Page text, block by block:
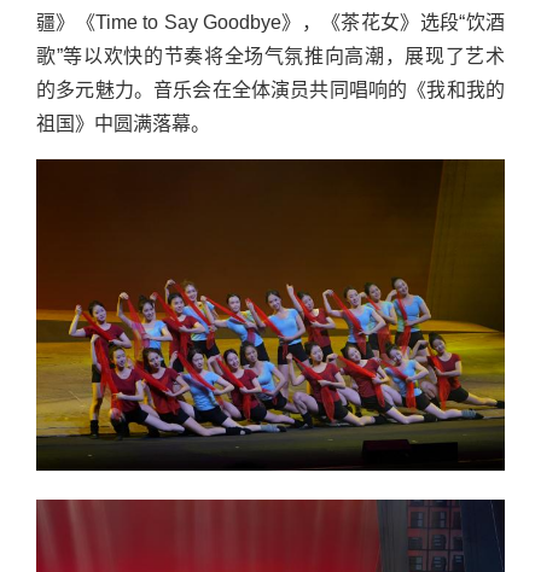
疆》《Time to Say Goodbye》，《茶花女》选段“饮酒
歌”等以欢快的节奏将全场气氛推向高潮，展现了艺术
的多元魅力。音乐会在全体演员共同唱响的《我和我的
祖国》中圆满落幕。